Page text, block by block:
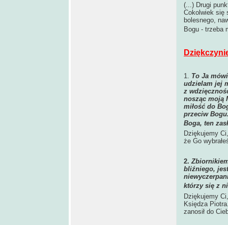
(...) Drugi
Cokolwiek się
bolesnego,
Bogu - trzeba
1. To Ja
udzielam jej
z
nosząc moją
miłość do
przeciw
Boga, ten
Dziękujemy
że Go
2.
bliźniego,
którzy się z
Dziękujemy
Księdza
zanosił do